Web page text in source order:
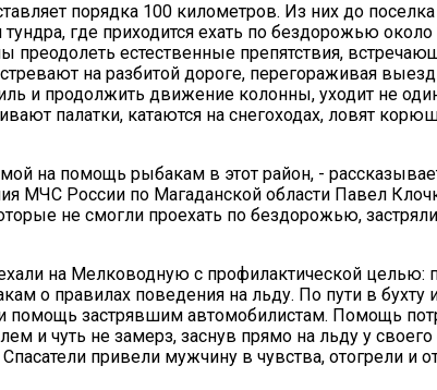
порядка 100 километров. Из них до
тундра, где приходится ехать по бездорожью
естественные препятствия,
на разбитой дороге, перегораживая
и продолжить движение колонны, уходит не
палатки, катаются на снегоходах, ловят
на помощь рыбакам в этот район, -
МЧС России по Магаданской области Павел
не смогли проехать по бездорожью,
на Мелководную с профилактической целью:
о правилах поведения на льду. По пути в бухту
помощь застрявшим автомобилистам. Помощь
и чуть не замерз, заснув прямо на льду у своего
привели мужчину в чувства, отогрели и